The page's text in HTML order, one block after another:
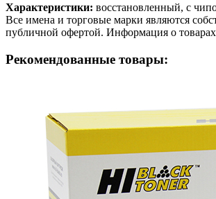
Характеристики: восстановленный, с
Все имена и торговые марки являются
публичной офертой. Информация о
Рекомендованные товары: